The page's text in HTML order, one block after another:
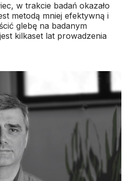
w trakcie badań okazało
metodą mniej efektywną i
glebę na badanym
kilkaset lat prowadzenia